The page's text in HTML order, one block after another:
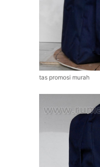
tas promosi murah